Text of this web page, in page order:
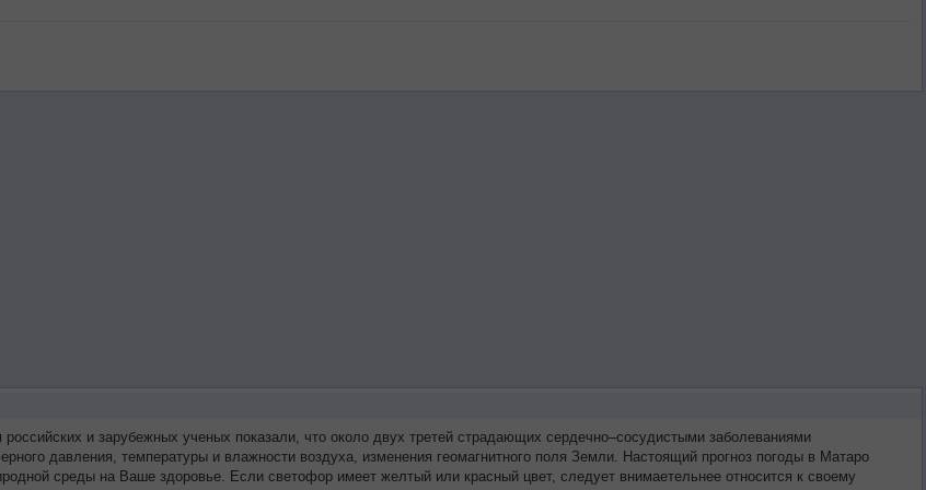
и зарубежных ученых показали, что около двух третей страдающих сердечно–сосудистыми заболеваниями
давления, температуры и влажности воздуха, изменения геомагнитного поля Земли. Настоящий прогноз погоды в Матаро
среды на Ваше здоровье. Если светофор имеет желтый или красный цвет, следует внимаетельнее относится к своему